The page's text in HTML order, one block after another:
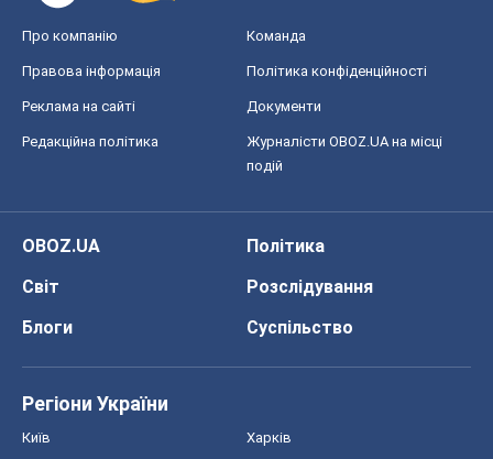
Про компанію Команда
Правова інформація Політика конфіденційності
Реклама на сайті Документи
Редакційна політика
Журналісти OBOZ.UA на місці
подій
OBOZ.UA
Політика
Світ
Розслідування
Блоги
Суспільство
Регіони України
Київ Харків